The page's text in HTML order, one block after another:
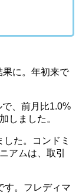
に。年初来で
、前月比1.0%
しました。
た。コンドミ
アムは、取引
す。フレディマ